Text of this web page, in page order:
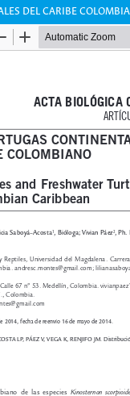
DEL CARIBE